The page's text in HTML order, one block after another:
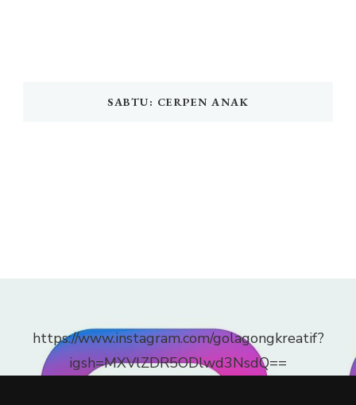
SABTU: CERPEN ANAK
https://www.instagram.com/golagongkreatif?
igsh=MXVlZDR5ODlwd3NsdQ==